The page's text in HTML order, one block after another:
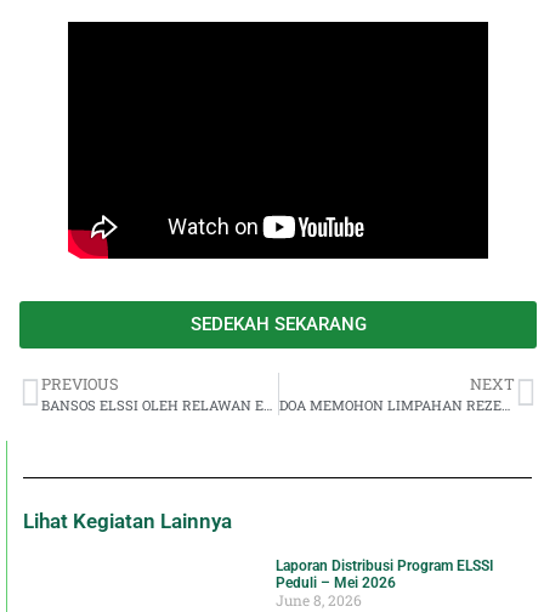
SEDEKAH SEKARANG
PREVIOUS
BANSOS ELSSI OLEH RELAWAN ELSSI GARUT
NEXT
DOA MEMOHON LIMPAHAN REZEKI
Lihat Kegiatan Lainnya
Laporan Distribusi Program ELSSI
Peduli – Mei 2026
June 8, 2026